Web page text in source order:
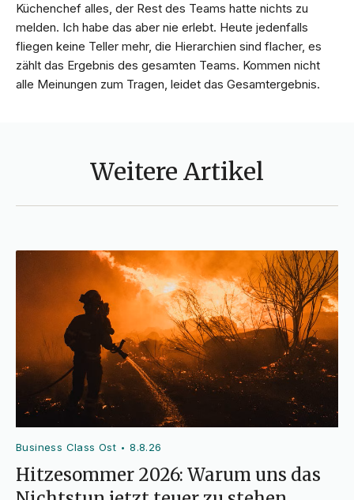
Küchenchef alles, der Rest des Teams hatte nichts zu
melden. Ich habe das aber nie erlebt. Heute jedenfalls
fliegen keine Teller mehr, die Hierarchien sind flacher, es
zählt das Ergebnis des gesamten Teams. Kommen nicht
alle Meinungen zum Tragen, leidet das Gesamtergebnis.
Weitere Artikel
Business Class Ost •8.8.26
Hitzesommer 2026: Warum uns das